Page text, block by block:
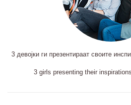
3 девојки ги презентираат своите
3 girls presenting their